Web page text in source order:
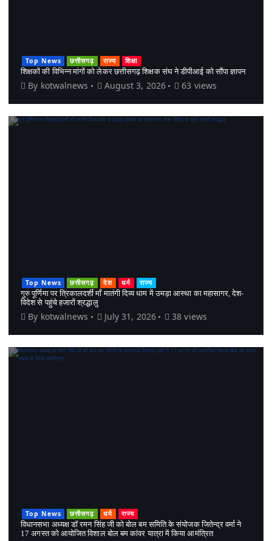
Top News छत्तीसगढ़ राज्य
शिक्षा
शिक्षकों की विभिन्न मांगों को लेकर छत्तीसगढ़ शिक्षक संघ ने डीपीआई को सौंपा ज्ञापन
By kotwalnews August 3, 2026 63 views
Top News छत्तीसगढ़ देश धर्म
राज्य
गुरु पूर्णिमा पर त्रिकालदर्शी माँ मातंगी दिव्य धाम में उमड़ा आस्था का महासागर, देश-
विदेश से पहुंचे हजारों श्रद्धालु
By kotwalnews July 31, 2026 38 views
Top News छत्तीसगढ़ धर्म
राज्य
विधानसभा अध्यक्ष डॉ रमन सिंह जी को बोल बम समिति के संयोजक जितेन्द्र वर्मा ने
17 अगस्त को आयोजित विशाल बोल बम कांवर यात्रा में किया आमंत्रित